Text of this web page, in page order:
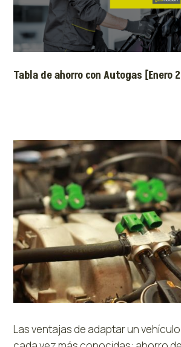
Tabla de ahorro con Autogas [Enero
Las ventajas de adaptar un